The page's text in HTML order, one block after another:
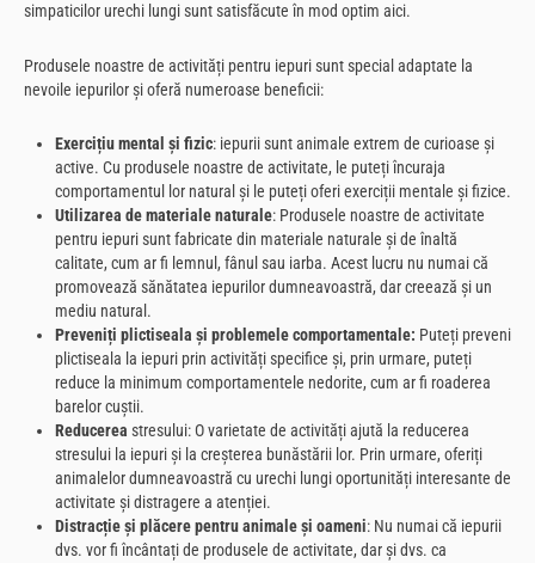
simpaticilor urechi lungi sunt satisfăcute în mod optim aici.
Produsele noastre de activități pentru iepuri sunt special adaptate la
nevoile iepurilor și oferă numeroase beneficii:
Exercițiu mental și fizic: iepurii sunt animale extrem de curioase și
active. Cu produsele noastre de activitate, le puteți încuraja
comportamentul lor natural și le puteți oferi exerciții mentale și fizice.
Utilizarea de materiale naturale: Produsele noastre de activitate
pentru iepuri sunt fabricate din materiale naturale și de înaltă
calitate, cum ar fi lemnul, fânul sau iarba. Acest lucru nu numai că
promovează sănătatea iepurilor dumneavoastră, dar creează și un
mediu natural.
Preveniți plictiseala și problemele comportamentale: Puteți preveni
plictiseala la iepuri prin activități specifice și, prin urmare, puteți
reduce la minimum comportamentele nedorite, cum ar fi roaderea
barelor cuștii.
Reducerea stresului: O varietate de activități ajută la reducerea
stresului la iepuri și la creșterea bunăstării lor. Prin urmare, oferiți
animalelor dumneavoastră cu urechi lungi oportunități interesante de
activitate și distragere a atenției.
Distracție și plăcere pentru animale și oameni: Nu numai că iepurii
dvs. vor fi încântați de produsele de activitate, dar și dvs. ca